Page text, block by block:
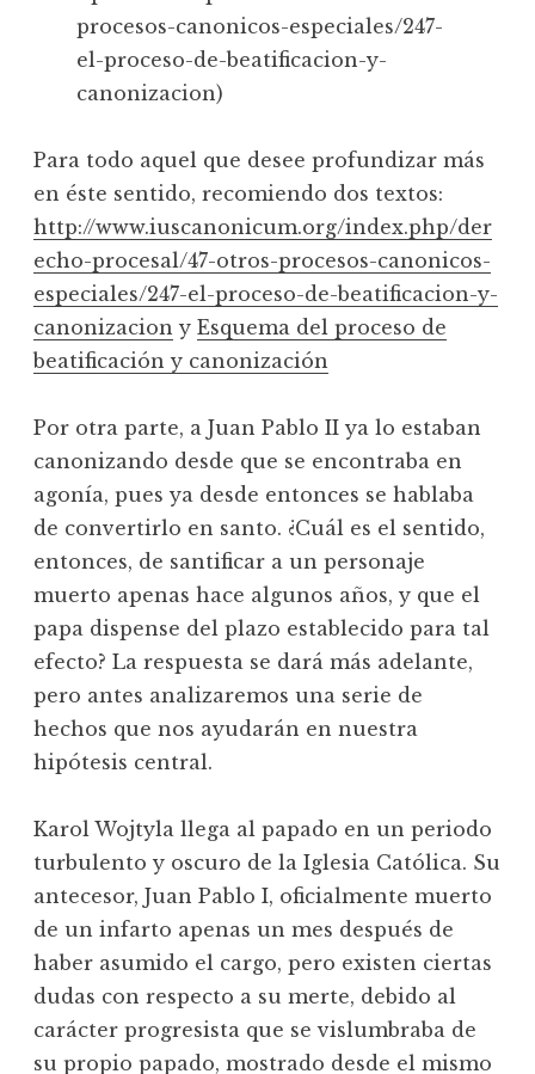
procesos-canonicos-especiales/247-
el-proceso-de-beatificacion-y-
canonizacion)
Para todo aquel que desee profundizar más
en éste sentido, recomiendo dos textos:
http://www.iuscanonicum.org/index.php/der
echo-procesal/47-otros-procesos-canonicos-
especiales/247-el-proceso-de-beatificacion-y-
canonizacion y Esquema del proceso de
beatificación y canonización
Por otra parte, a Juan Pablo II ya lo estaban
canonizando desde que se encontraba en
agonía, pues ya desde entonces se hablaba
de convertirlo en santo. ¿Cuál es el sentido,
entonces, de santificar a un personaje
muerto apenas hace algunos años, y que el
papa dispense del plazo establecido para tal
efecto? La respuesta se dará más adelante,
pero antes analizaremos una serie de
hechos que nos ayudarán en nuestra
hipótesis central.
Karol Wojtyla llega al papado en un periodo
turbulento y oscuro de la Iglesia Católica. Su
antecesor, Juan Pablo I, oficialmente muerto
de un infarto apenas un mes después de
haber asumido el cargo, pero existen ciertas
dudas con respecto a su merte, debido al
carácter progresista que se vislumbraba de
su propio papado, mostrado desde el mismo